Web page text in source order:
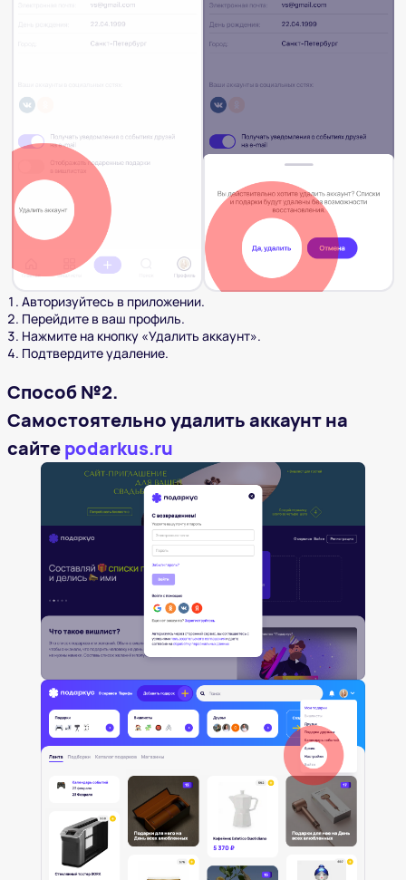
Авторизуйтесь в приложении.
Перейдите в ваш профиль.
Нажмите на кнопку «Удалить аккаунт».
Подтвердите удаление.
Способ №2.
Самостоятельно удалить аккаунт на
сайтеpodarkus.ru